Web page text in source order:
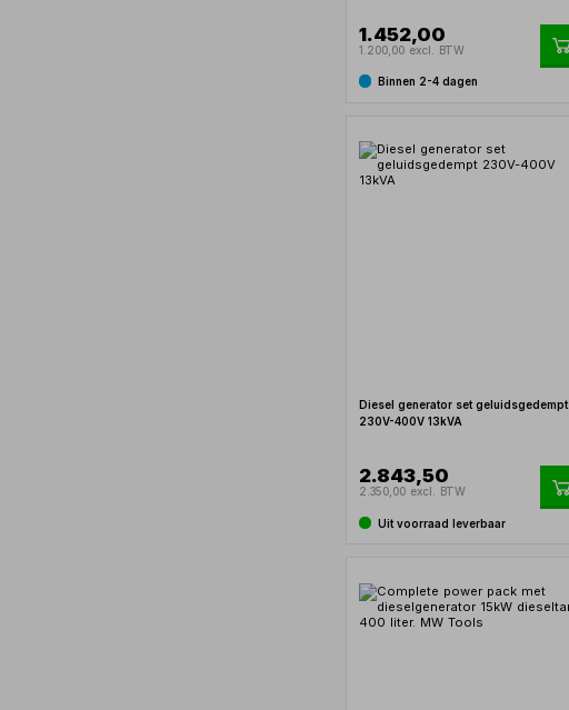
1.452,00
1.200,00 excl. BTW
Binnen 2-4 dagen
Diesel generator set geluidsgedempt
230V-400V 13kVA
2.843,50
2.350,00 excl. BTW
Uit voorraad leverbaar